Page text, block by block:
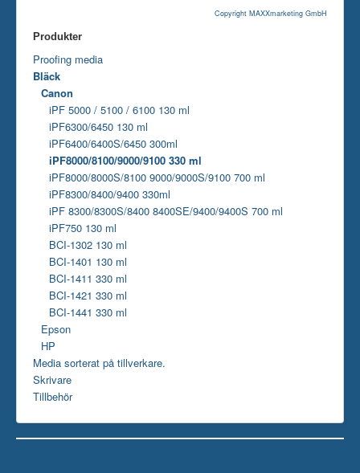
Copyright MAXXmarketing GmbH
Produkter
Proofing media
Bläck
Canon
iPF 5000 / 5100 / 6100 130 ml
iPF6300/6450 130 ml
iPF6400/6400S/6450 300ml
iPF8000/8100/9000/9100 330 ml
iPF8000/8000S/8100 9000/9000S/9100 700 ml
iPF8300/8400/9400 330ml
iPF 8300/8300S/8400 8400SE/9400/9400S 700 ml
iPF750 130 ml
BCI-1302 130 ml
BCI-1401 130 ml
BCI-1411 330 ml
BCI-1421 330 ml
BCI-1441 330 ml
Epson
HP
Media sorterat på tillverkare.
Skrivare
Tillbehör